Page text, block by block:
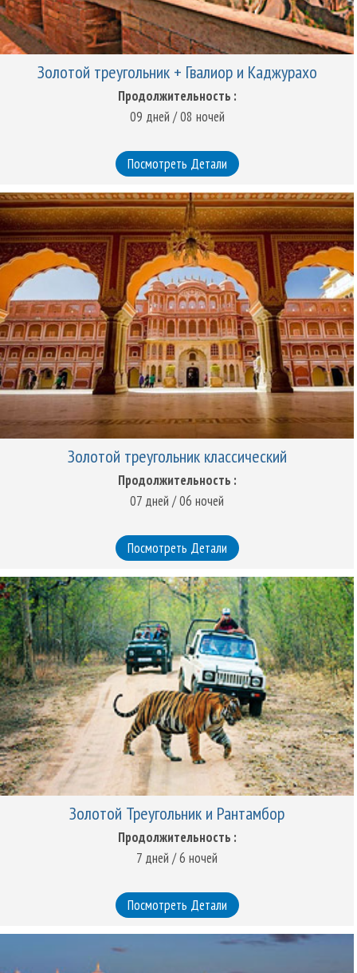
Золотой треугольник + Гвалиор и Каджурахо
Продолжительность :
09 дней / 08 ночей
Посмотреть Детали
Золотой треугольник классический
Продолжительность :
07 дней / 06 ночей
Посмотреть Детали
Золотой Треугольник и Рантамбор
Продолжительность :
7 дней / 6 ночей
Посмотреть Детали